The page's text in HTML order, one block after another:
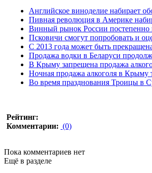
Английское виноделие набирает
Пивная революция в Америке
Винный рынок России постепенно
Псковичи смогут попробовать и
С 2013 года может быть
Продажа водки в Беларуси
В Крыму запрещена продажа
Ночная продажа алкоголя в Крыму
Во время празднования Троицы в
Рейтинг:
Комментарии: (0)
Пока комментариев нет
Ещё в разделе